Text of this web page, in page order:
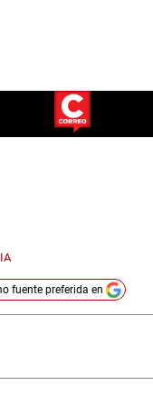
fuente preferida en